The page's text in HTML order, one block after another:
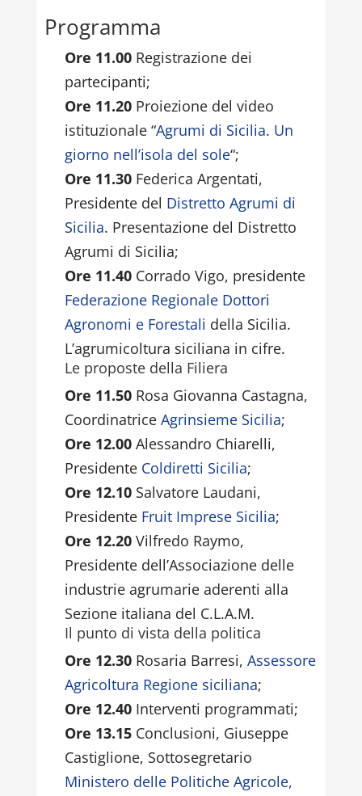
Programma
Ore 11.00Registrazione dei
partecipanti;
Ore 11.20Proiezione del video
istituzionale “Agrumi di Sicilia. Un
giorno nell’isola del sole“;
Ore 11.30 Federica Argentati,
Presidente del Distretto Agrumi di
Sicilia. Presentazione del Distretto
Agrumi di Sicilia;
Ore 11.40 Corrado Vigo, presidente
Federazione Regionale Dottori
Agronomi e Forestali della Sicilia.
L’agrumicoltura siciliana in cifre.
Le proposte della Filiera
Ore 11.50Rosa Giovanna Castagna,
Coordinatrice Agrinsieme Sicilia;
Ore 12.00 Alessandro Chiarelli,
Presidente Coldiretti Sicilia;
Ore 12.10 Salvatore Laudani,
Presidente Fruit Imprese Sicilia;
Ore 12.20 Vilfredo Raymo,
Presidente dell’Associazione delle
industrie agrumarie aderenti alla
Sezione italiana del C.L.A.M.
Il punto di vista della politica
Ore 12.30Rosaria Barresi, Assessore
Agricoltura Regione siciliana;
Ore 12.40 Interventi programmati;
Ore 13.15 Conclusioni, Giuseppe
Castiglione, Sottosegretario
Ministero delle Politiche Agricole,